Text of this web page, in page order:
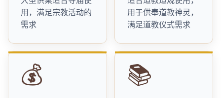
用，满足宗教活动的
需求
用于供奉道教神灵，
满足道教仪式需求
💰 📚